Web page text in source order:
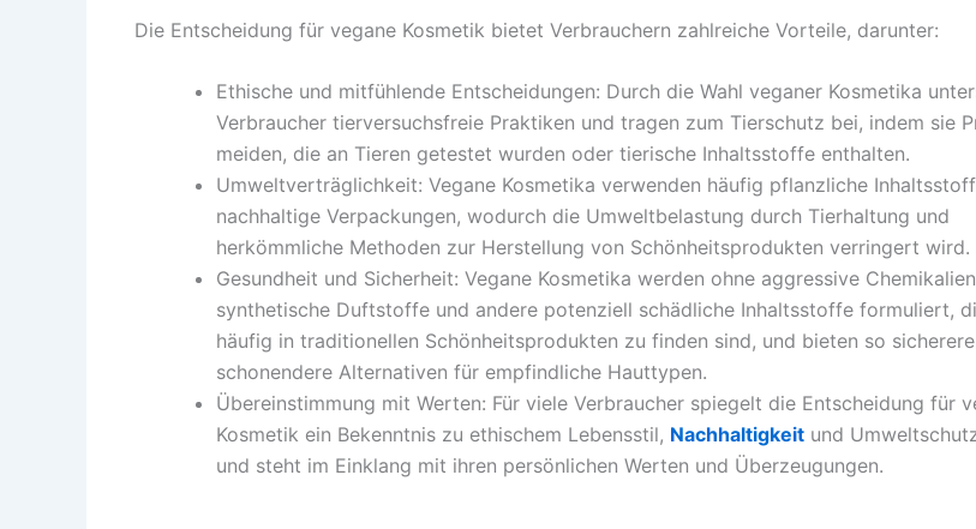
Die Entscheidung für vegane Kosmetik bietet Verbrauchern zahlreiche Vorteile, darunter:
Ethische und mitfühlende Entscheidungen: Durch die Wahl veganer Kosmetika
Verbraucher tierversuchsfreie Praktiken und tragen zum Tierschutz bei, indem sie
meiden, die an Tieren getestet wurden oder tierische Inhaltsstoffe enthalten.
Umweltverträglichkeit: Vegane Kosmetika verwenden häufig pflanzliche
nachhaltige Verpackungen, wodurch die Umweltbelastung durch Tierhaltung und
herkömmliche Methoden zur Herstellung von Schönheitsprodukten verringert wird.
Gesundheit und Sicherheit: Vegane Kosmetika werden ohne aggressive
synthetische Duftstoffe und andere potenziell schädliche Inhaltsstoffe formuliert,
häufig in traditionellen Schönheitsprodukten zu finden sind, und bieten so
schonendere Alternativen für empfindliche Hauttypen.
Übereinstimmung mit Werten: Für viele Verbraucher spiegelt die Entscheidung für
Kosmetik ein Bekenntnis zu ethischem Lebensstil, Nachhaltigkeit und
und steht im Einklang mit ihren persönlichen Werten und Überzeugungen.